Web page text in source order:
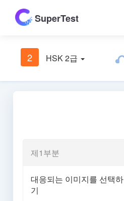
SuperTest
2 HSK 2급
제1부분
대응되는 이미지를 선택하
기